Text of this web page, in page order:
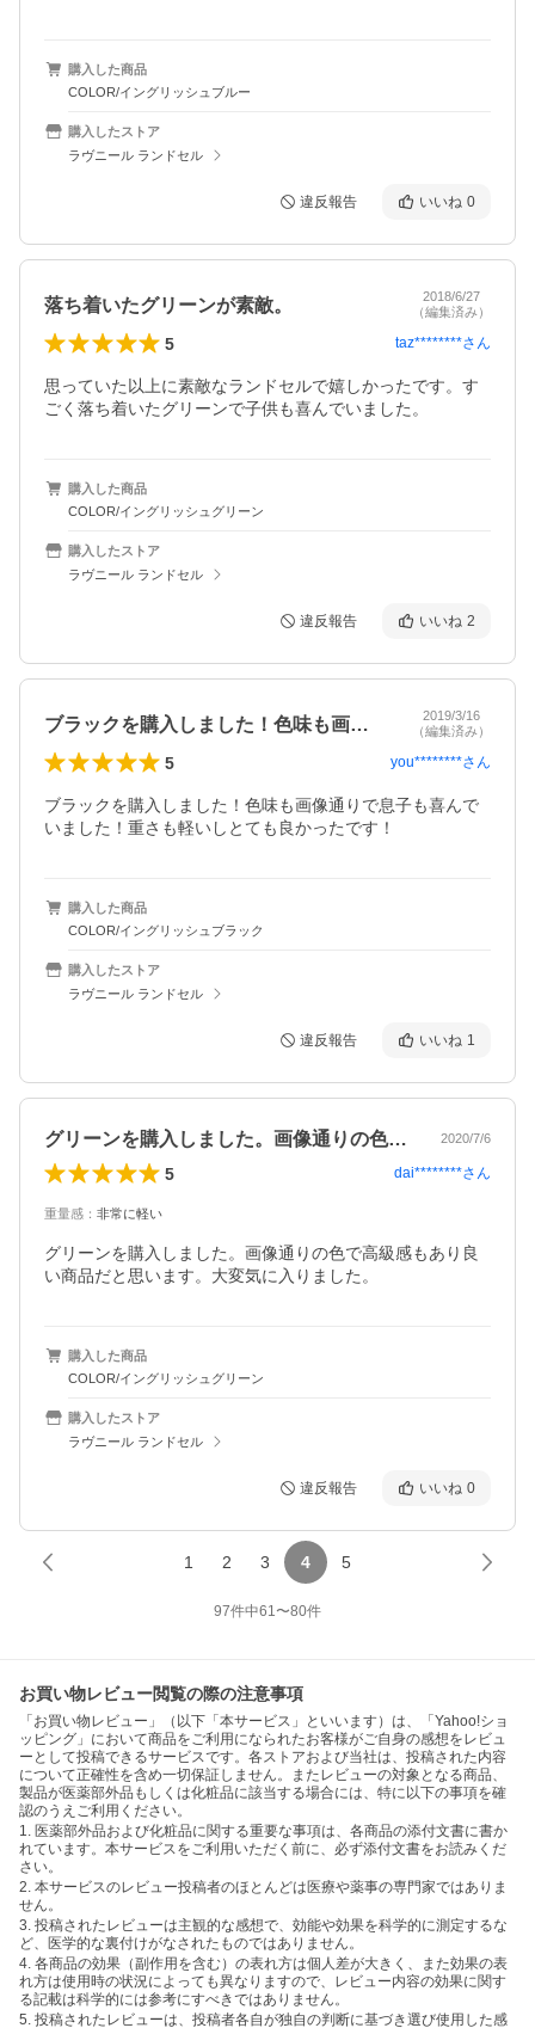
購入した商品
COLOR/イングリッシュブルー
購入したストア
ラヴニール ランドセル
違反報告 いいね 0
落ち着いたグリーンが素敵。
2018/6/27
（編集済み）
5 taz********さん
思っていた以上に素敵なランドセルで嬉しかったです。す
ごく落ち着いたグリーンで子供も喜んでいました。
購入した商品
COLOR/イングリッシュグリーン
購入したストア
ラヴニール ランドセル
違反報告 いいね 2
ブラックを購入しました！色味も画像通り…
2019/3/16
（編集済み）
5 you********さん
ブラックを購入しました！色味も画像通りで息子も喜んで
いました！重さも軽いしとても良かったです！
購入した商品
COLOR/イングリッシュブラック
購入したストア
ラヴニール ランドセル
違反報告 いいね 1
グリーンを購入しました。画像通りの色で… 2020/7/6
5 dai********さん
重量感 ： 非常に軽い
グリーンを購入しました。画像通りの色で高級感もあり良
い商品だと思います。大変気に入りました。
購入した商品
COLOR/イングリッシュグリーン
購入したストア
ラヴニール ランドセル
違反報告 いいね 0
1 2 3 4 5
97件中61〜80件
お買い物レビュー閲覧の際の注意事項
「お買い物レビュー」（以下「本サービス」といいます）は、「Yahoo!ショ
ッピング」において商品をご利用になられたお客様がご自身の感想をレビュ
ーとして投稿できるサービスです。各ストアおよび当社は、投稿された内容
について正確性を含め一切保証しません。またレビューの対象となる商品、
製品が医薬部外品もしくは化粧品に該当する場合には、特に以下の事項を確
認のうえご利用ください。
1. 医薬部外品および化粧品に関する重要な事項は、各商品の添付文書に書か
れています。本サービスをご利用いただく前に、必ず添付文書をお読みくだ
さい。
2. 本サービスのレビュー投稿者のほとんどは医療や薬事の専門家ではありま
せん。
3. 投稿されたレビューは主観的な感想で、効能や効果を科学的に測定するな
ど、医学的な裏付けがなされたものではありません。
4. 各商品の効果（副作用を含む）の表れ方は個人差が大きく、また効果の表
れ方は使用時の状況によっても異なりますので、レビュー内容の効果に関す
る記載は科学的には参考にすべきではありません。
5. 投稿されたレビューは、投稿者各自が独自の判断に基づき選び使用した感